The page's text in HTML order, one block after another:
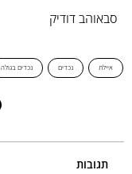
סבאוהב דודיק
איילת נכדים נכדים בגולה
תגובות